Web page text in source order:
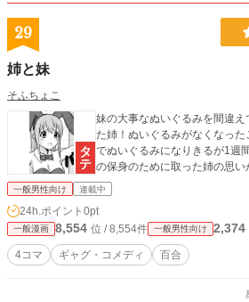
29
姉と妹
そふちょこ
妹の大事なぬいぐるみを間違
た姉！ぬいぐるみがなくなっ
でぬいぐるみになりきるが1週
の保身のために取った姉の思い
一般男性向け 連載中
24h.ポイント 0pt
一般漫画 8,554 位 / 8,554件 一般男性向け 2,374
4コマ ギャグ・コメディ 百合